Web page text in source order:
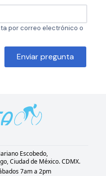
por correo electrónico o
Enviar pregunta
Escobedo,
Ciudad de México. CDMX.
7am a 2pm